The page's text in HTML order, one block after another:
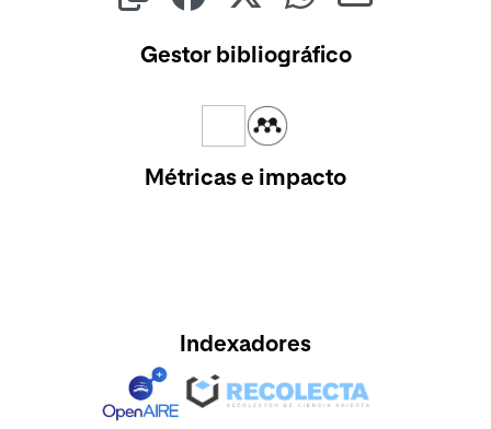
Gestor bibliográfico
Métricas e impacto
Indexadores